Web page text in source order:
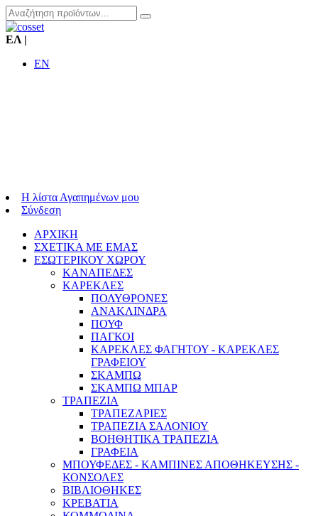
ΕΛ |
EN
Η λίστα Αγαπημένων μου
Σύνδεση
ΑΡΧΙΚΗ
ΣΧΕΤΙΚΑ ΜΕ ΕΜΑΣ
ΕΣΩΤΕΡΙΚΟΥ ΧΩΡΟΥ
ΚΑΝΑΠΕΔΕΣ
ΚΑΡΕΚΛΕΣ
ΠΟΛΥΘΡΟΝΕΣ
ΑΝΑΚΛΙΝΔΡΑ
ΠΟΥΦ
ΠΑΓΚΟΙ
ΚΑΡΕΚΛΕΣ ΦΑΓΗΤΟΥ - ΚΑΡΕΚΛΕΣ
ΓΡΑΦΕΙΟΥ
ΣΚΑΜΠΩ
ΣΚΑΜΠΩ ΜΠΑΡ
ΤΡΑΠΕΖΙΑ
ΤΡΑΠΕΖΑΡΙΕΣ
ΤΡΑΠΕΖΙΑ ΣΑΛΟΝΙΟΥ
ΒΟΗΘΗΤΙΚΑ ΤΡΑΠΕΖΙΑ
ΓΡΑΦΕΙΑ
ΜΠΟΥΦΕΔΕΣ - ΚΑΜΠΙΝΕΣ ΑΠΟΘΗΚΕΥΣΗΣ -
ΚΟΝΣΟΛΕΣ
ΒΙΒΛΙΟΘΗΚΕΣ
ΚΡΕΒΑΤΙΑ